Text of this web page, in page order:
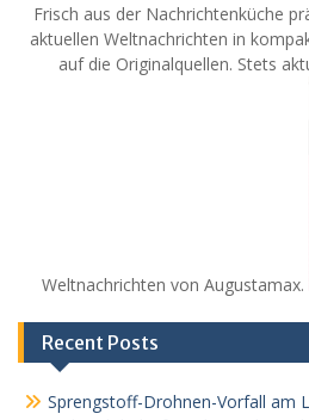
Frisch aus der Nachrichtenküche
aktuellen Weltnachrichten in
auf die Originalquellen. Stets
Weltnachrichten von Augustamax.
Recent Posts
Sprengstoff-Drohnen-Vorfall am